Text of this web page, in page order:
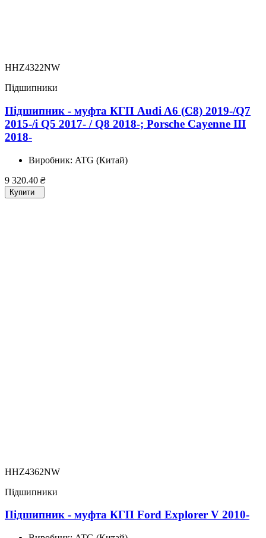
HHZ4322NW
Підшипники
Підшипник - муфта КГП Audi A6 (C8) 2019-/Q7
2015-/i Q5 2017- / Q8 2018-; Porsche Cayenne III
2018-
Виробник: ATG (Китай)
9 320.40 ₴
Купити
HHZ4362NW
Підшипники
Підшипник - муфта КГП Ford Explorer V 2010-